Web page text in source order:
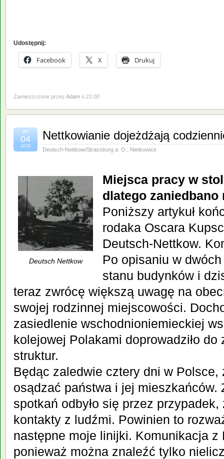
Udostępnij:
Facebook X Drukuj
Zamieszczone przez Adam o 21:00
Nettkowianie dojeżdżają
Deutsch-Nettkow/Strassburg a. O. Nietkowice
gru
04
2016
Deutsch Nettkow
Miejsca pracy w
dlatego zaniedbano
Poniższy artykuł
rodaka Oscara
Deutsch-Nettkow.
Po opisaniu w
stanu budynków i
teraz zwrócę większą uwagę na
swojej rodzinnej miejscowości.
zasiedlenie wschodnioniemieckiej
kolejowej Polakami doprowadziło
struktur.
Będąc zaledwie cztery dni w Polsce,
osądzać państwa i jej mieszkańców.
spotkań odbyło się przez przypadek,
kontakty z ludźmi. Powinien to
następne moje linijki. Komunikacja z
ponieważ można znaleźć tylko